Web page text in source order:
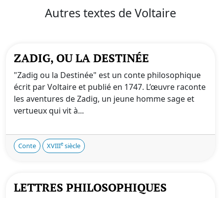
Autres textes de Voltaire
ZADIG, OU LA DESTINÉE
"Zadig ou la Destinée" est un conte philosophique
écrit par Voltaire et publié en 1747. L’œuvre raconte
les aventures de Zadig, un jeune homme sage et
vertueux qui vit à...
Conte XVIIIe siècle
LETTRES PHILOSOPHIQUES